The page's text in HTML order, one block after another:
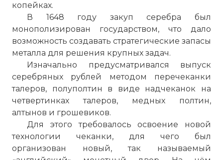
копейках.
В 1648 году закуп серебра был
монополизирован государством, что дало
возможность создавать стратегические запасы
металла для решения крупных задач.
Изначально предусматривался выпуск
серебряных рублей методом перечеканки
талеров, полуполтин в виде надчеканок на
четвертинках талеров, медных полтин,
алтынов и грошевиков.
Для этого требовалось освоение новой
технологии чеканки, для чего был
организован новый, так называемый